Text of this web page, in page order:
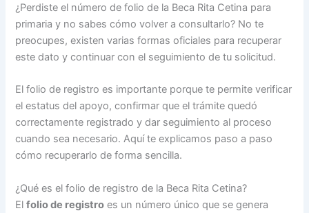
¿Perdiste el número de folio de la Beca Rita Cetina para
primaria y no sabes cómo volver a consultarlo? No te
preocupes, existen varias formas oficiales para recuperar
este dato y continuar con el seguimiento de tu solicitud.
El folio de registro es importante porque te permite verificar
el estatus del apoyo, confirmar que el trámite quedó
correctamente registrado y dar seguimiento al proceso
cuando sea necesario. Aquí te explicamos paso a paso
cómo recuperarlo de forma sencilla.
¿Qué es el folio de registro de la Beca Rita Cetina?
Elfolio de registro es un número único que se genera